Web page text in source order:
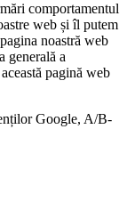
comportamentul
web și îl putem
noastră web
generală a
pagină web
Google, A/B-